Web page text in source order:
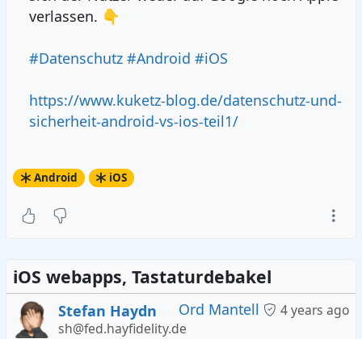
verlassen. 👇
#Datenschutz #Android #iOS
https://www.kuketz-blog.de/datenschutz-und-
sicherheit-android-vs-ios-teil1/
Android iOS
iOS webapps, Tastaturdebakel
Ord Mantell 4 years ago
Stefan Haydn
sh@fed.hayfidelity.de